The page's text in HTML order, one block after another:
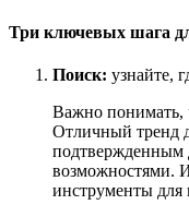
Три ключевых шага
Поиск: узнайте,
Важно понимать,
Отличный тренд
подтвержденным
возможностями.
инструменты для